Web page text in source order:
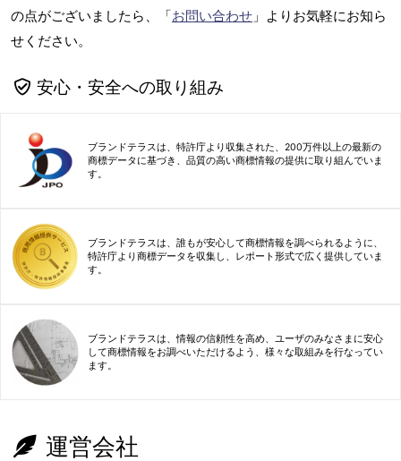
の点がございましたら、「お問い合わせ 」よりお気軽にお知ら
せください。
安心・安全への取り組み
ブランドテラスは、特許庁より収集された、200万件以上の最新の
商標データに基づき、品質の高い商標情報の提供に取り組んでいま
す。
ブランドテラスは、誰もが安心して商標情報を調べられるように、
特許庁より商標データを収集し、レポート形式で広く提供していま
す。
ブランドテラスは、情報の信頼性を高め、ユーザのみなさまに安心
して商標情報をお調べいただけるよう、様々な取組みを行なってい
ます。
運営会社